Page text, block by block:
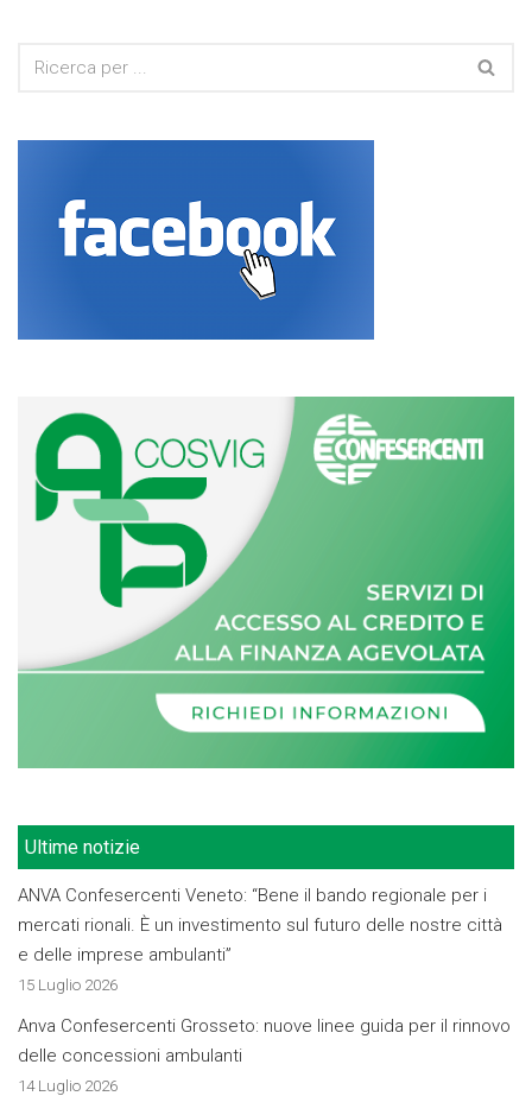
Ultime notizie
ANVA Confesercenti Veneto: “Bene il bando regionale per i
mercati rionali. È un investimento sul futuro delle nostre città
e delle imprese ambulanti”
15 Luglio 2026
Anva Confesercenti Grosseto: nuove linee guida per il rinnovo
delle concessioni ambulanti
14 Luglio 2026